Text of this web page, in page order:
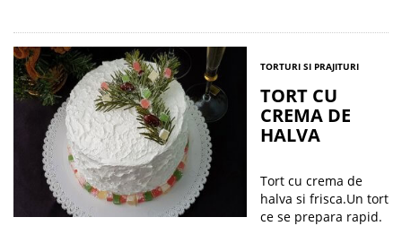
TORTURI SI PRAJITURI
TORT CU
CREMA DE
HALVA
Tort cu crema de
halva si frisca.Un tort
ce se prepara rapid.